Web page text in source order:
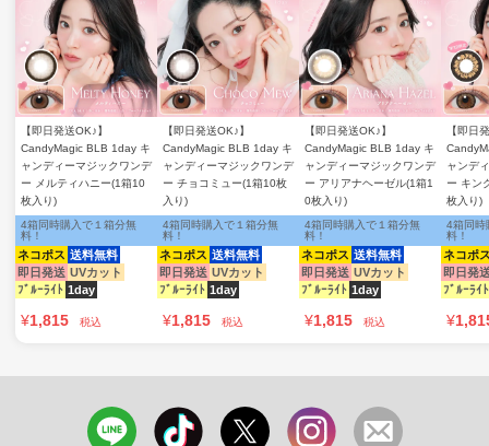
【即日発送OK♪】
CandyMagic BLB 1day キ
ャンディーマジックワンデ
ー メルティハニー(1箱10
枚入り)
ネコポス 送料無料
即日発送 UVカット
ﾌﾞﾙｰﾗｲﾄ 1day
4箱同時購入で１箱分無
料！
¥1,815 税込
【即日発送OK♪】
CandyMagic BLB 1day キ
ャンディーマジックワンデ
ー チョコミュー(1箱10枚
入り)
ネコポス 送料無料
即日発送 UVカット
ﾌﾞﾙｰﾗｲﾄ 1day
4箱同時購入で１箱分無
料！
¥1,815 税込
【即日発送OK♪】
CandyMagic BLB 1day キ
ャンディーマジックワンデ
ー アリアナヘーゼル(1箱1
0枚入り)
ネコポス 送料無料
即日発送 UVカット
ﾌﾞﾙｰﾗｲﾄ 1day
4箱同時購入で１箱分無
料！
¥1,815 税込
【即日
ャンデ
ー キン
枚入り)
ネコポ
即日発
ﾌﾞﾙｰﾗｲﾄ
4箱同時
料！
¥